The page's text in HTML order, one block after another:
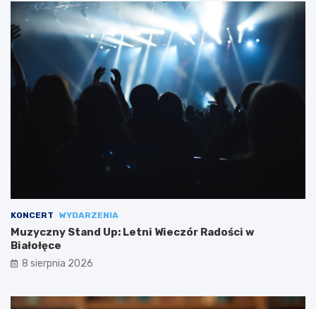
KONCERT WYDARZENIA
Muzyczny Stand Up: Letni Wieczór Radości w
Białołęce
8 sierpnia 2026